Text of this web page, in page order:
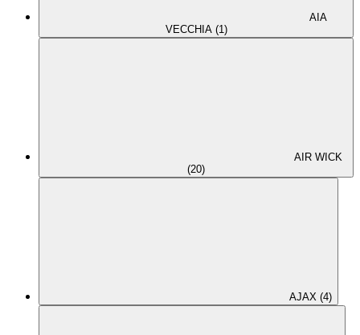
AIA
VECCHIA (1)
AIR WICK
(20)
AJAX (4)